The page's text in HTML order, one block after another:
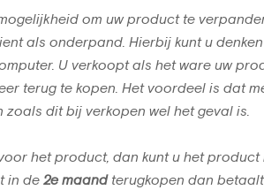
om uw product te
als onderpand. Hierbij kunt u
U verkoopt als het ware uw
terug te kopen. Het voordeel is dat
zoals dit bij verkopen wel het geval is.
het product, dan kunt u het product
in de 2e maand terugkopen dan